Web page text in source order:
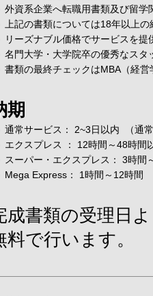
外資系企業へ転職用書類及び留
上記の書類については18年以上
リーズナブル価格でサービスを提
名門大学・大学院卒の優秀なス
書類の最終チェックはMBA（経
期
通常サービス： 2~3日以内 （通
エクスプレス ： 12時間～48時
スーパー・エクスプレス： 3時間
Mega Express： 1時間～12時間
成書類の受理日
料で行います。